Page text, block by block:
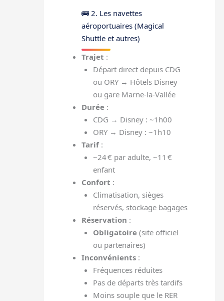
🚌 2. Les navettes
aéroportuaires (Magical
Shuttle et autres)
Trajet :
Départ direct depuis CDG
ou ORY → Hôtels Disney
ou gare Marne-la-Vallée
Durée :
CDG → Disney : ~1h00
ORY → Disney : ~1h10
Tarif:
~24 € par adulte, ~11 €
enfant
Confort :
Climatisation, sièges
réservés, stockage bagages
Réservation :
Obligatoire (site officiel
ou partenaires)
Inconvénients :
Fréquences réduites
Pas de départs très tardifs
Moins souple que le RER